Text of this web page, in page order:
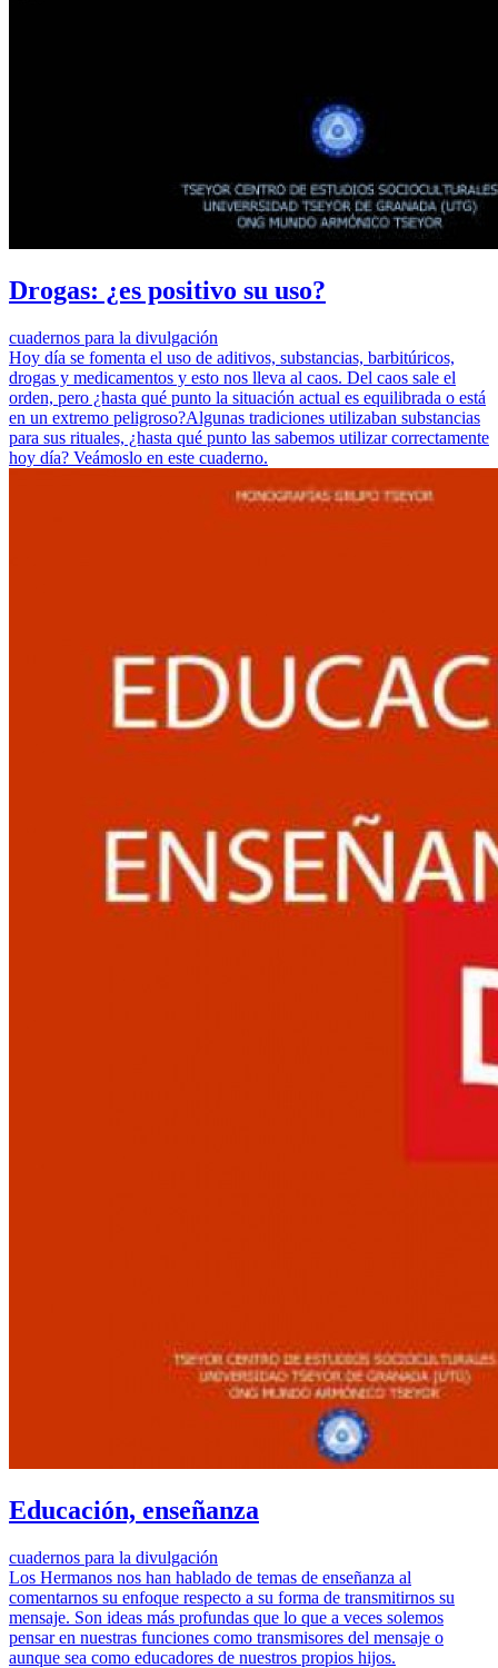
Drogas: ¿es positivo su uso?
cuadernos para la divulgación
Hoy día se fomenta el uso de aditivos, substancias, barbitúricos,
drogas y medicamentos y esto nos lleva al caos. Del caos sale el
orden, pero ¿hasta qué punto la situación actual es equilibrada o está
en un extremo peligroso?Algunas tradiciones utilizaban substancias
para sus rituales, ¿hasta qué punto las sabemos utilizar correctamente
hoy día? Veámoslo en este cuaderno.
Educación, enseñanza
cuadernos para la divulgación
Los Hermanos nos han hablado de temas de enseñanza al
comentarnos su enfoque respecto a su forma de transmitirnos su
mensaje. Son ideas más profundas que lo que a veces solemos
pensar en nuestras funciones como transmisores del mensaje o
aunque sea como educadores de nuestros propios hijos.